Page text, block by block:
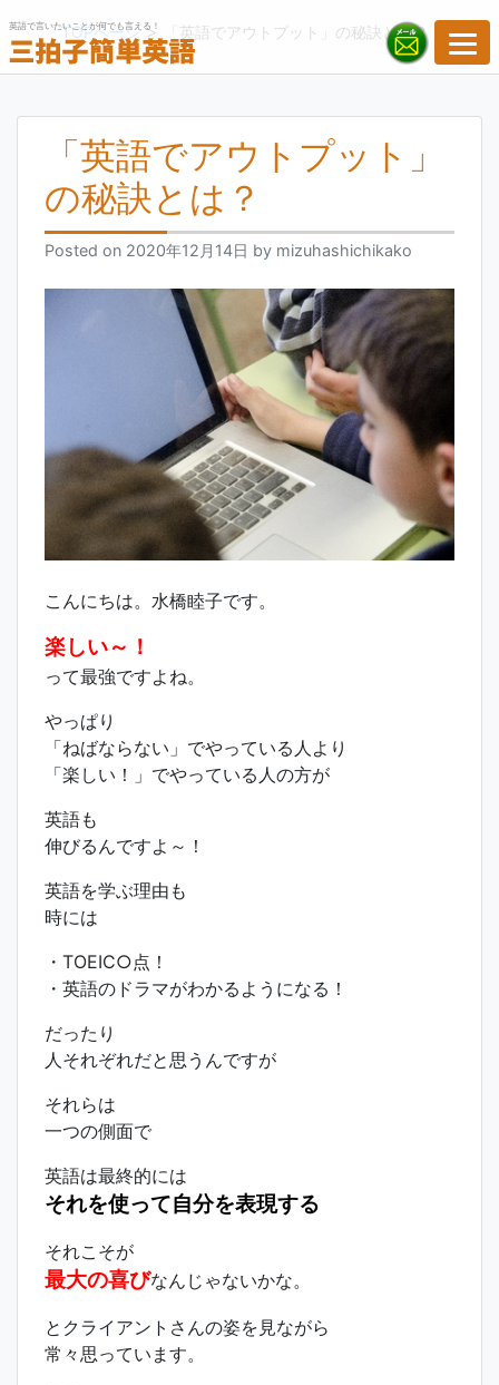
to
content
英語で言いたいことが何でも言える！
TOPページ> 「英語でアウトプット」の秘訣とは？
「英語でアウトプット」
の秘訣とは？
Posted on 2020年12月14日 by mizuhashichikako
こんにちは。水橋睦子です。
楽しい～！
って最強ですよね。
やっぱり
「ねばならない」でやっている人より
「楽しい！」でやっている人の方が
英語も
伸びるんですよ～！
英語を学ぶ理由も
時には
・TOEIC○点！
・英語のドラマがわかるようになる！
だったり
人それぞれだと思うんですが
それらは
一つの側面で
英語は最終的には
それを使って自分を表現する
それこそが
最大の喜びなんじゃないかな。
とクライアントさんの姿を見ながら
常々思っています。